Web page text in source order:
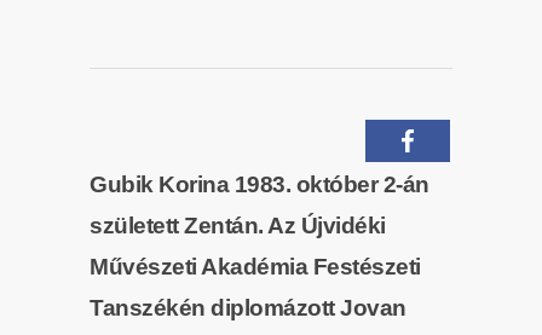
Gubik Korina 1983. október 2-án
született Zentán. Az Újvidéki
Művészeti Akadémia Festészeti
Tanszékén diplomázott Jovan